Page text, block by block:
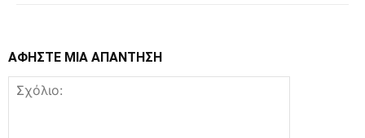
ΑΦΗΣΤΕ ΜΙΑ ΑΠΑΝΤΗΣΗ